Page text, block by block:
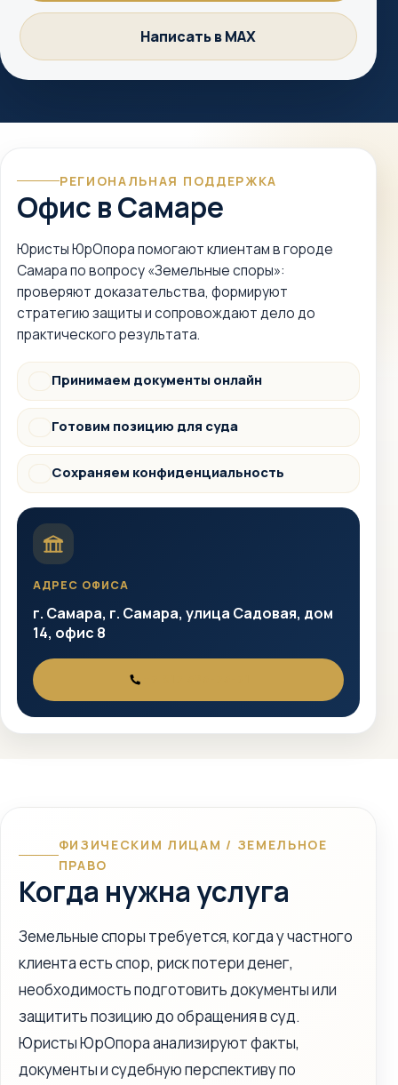
юристу
MAX
Написать в MAX
РЕГИОНАЛЬНАЯ ПОДДЕРЖКА
Офис в Самаре
Юристы ЮрОпора помогают клиентам в городе
Самара по вопросу «Земельные споры»:
проверяют доказательства, формируют
стратегию защиты и сопровождают дело до
практического результата.
Документы
Принимаем документы онлайн
СудГотовим позицию для суда
Защита
Сохраняем конфиденциальность
АДРЕС ОФИСА
г. Самара, г. Самара, улица Садовая, дом
14, офис 8
ФИЗИЧЕСКИМ ЛИЦАМ / ЗЕМЕЛЬНОЕ
ПРАВО
Когда нужна услуга
Земельные споры требуется, когда у частного
клиента есть спор, риск потери денег,
необходимость подготовить документы или
защитить позицию до обращения в суд.
Юристы ЮрОпора анализируют факты,
документы и судебную перспективу по